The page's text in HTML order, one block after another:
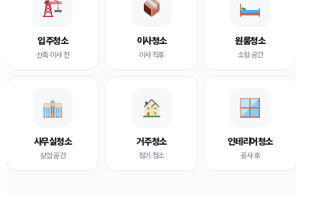
입주청소
신축·이사 전
이사청소
이사 직후
원룸청소
소형 공간
사무실청소
상업 공간
거주청소
정기 청소
인테리어청소
공사 후